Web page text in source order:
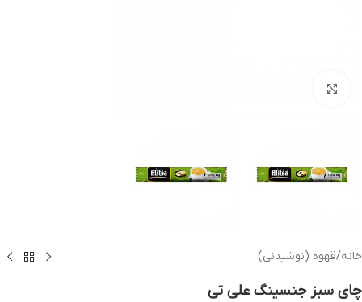
خانه/قهوه (نوشیدنی)
چای سبز جنسینگ علی تی